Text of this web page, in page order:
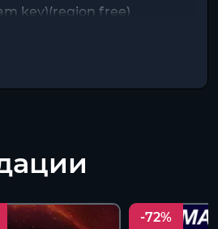
key)(region free)
-72%